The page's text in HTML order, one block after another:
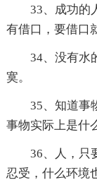
33、成功的
有借口，要借口
34、没有水
寞。
35、知道事
事物实际上是什
36、人，只
忍受，什么环境